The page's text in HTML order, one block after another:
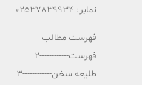
نمابر: 02537839934
فهرست مطالب
فهرست------------2
طلیعه سخن------------3